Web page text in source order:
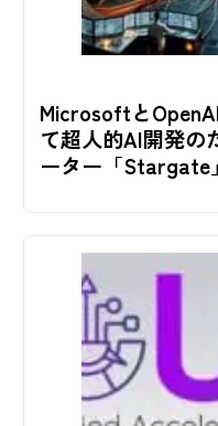
Microsoftと
て超人的AI開発の
ーター「Stargate